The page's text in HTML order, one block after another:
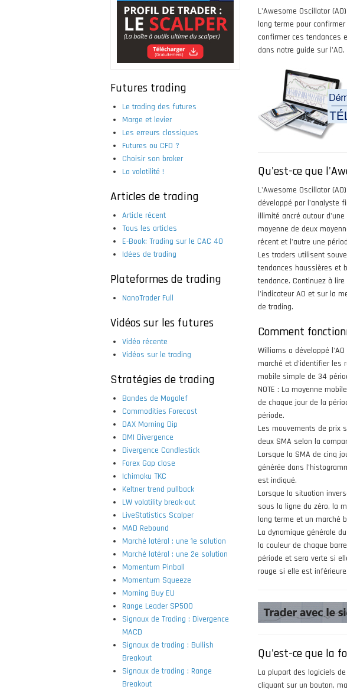
Futures trading
Le trading des futures
Marge et levier
Les erreurs classiques
Futures ou CFD ?
Choisir son broker
La volatilité !
Articles de trading
Article récent
Tous les articles
E-Book: Trading sur le CAC 40
Idées de trading
Plateformes de trading
NanoTrader Full
Vidéos sur les futures
Vidéo récente
Vidéos sur le trading
Stratégies de trading
Bandes de Mogalef
Commodities Forecast
DAX Morning Dip
DMI Divergence
Divergence Candlestick
Forex Gap close
Ichimoku TKC
Keltner trend pullback
LW volatility break-out
LiveStatistics Scalper
MAD Rebound
Marché latéral : une 1e solution
Marché latéral : une 2e solution
Momentum Pinball
Momentum Squeeze
Morning Buy EU
Range Leader SP500
Signaux de Trading : Divergence
MACD
Signaux de trading : Bullish
Breakout
Signaux de trading : Range
Breakout
L'Awesome Oscillator
long terme pour
confirmer ces tendances
dans notre guide sur l'AO.
Qu'est-ce que
L'Awesome Oscillator
développé par l'analyste
illimité ancré autour
moyenne de deux
récent et l'autre une
Les traders utilisent
tendances haussières et
tendance. Continuez à
l'indicateur AO et sur la
de trading.
Comment
Williams a développé
marché et d'identifier les
mobile simple de 34
NOTE : La moyenne
de chaque jour de la
période.
Les mouvements de prix
deux SMA selon la
Lorsque la SMA de cinq
générée dans
est indiqué.
Lorsque la situation
sous la ligne du zéro, la
long terme et un marché
La dynamique générale
la couleur de chaque
période et sera verte si
rouge si elle est inférieure.
Qu'est-ce que la
La plupart des logiciels
cliquant sur un bouton,